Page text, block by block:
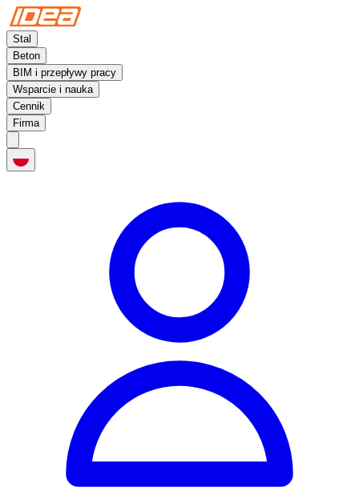
Stal
Beton
BIM i przepływy pracy
Wsparcie i nauka
Cennik
Firma